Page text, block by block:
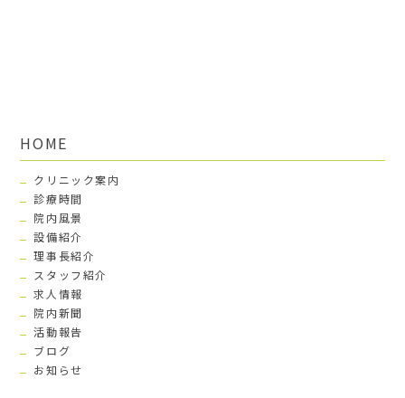
HOME
クリニック案内
診療時間
院内風景
設備紹介
理事長紹介
スタッフ紹介
求人情報
院内新聞
活動報告
ブログ
お知らせ